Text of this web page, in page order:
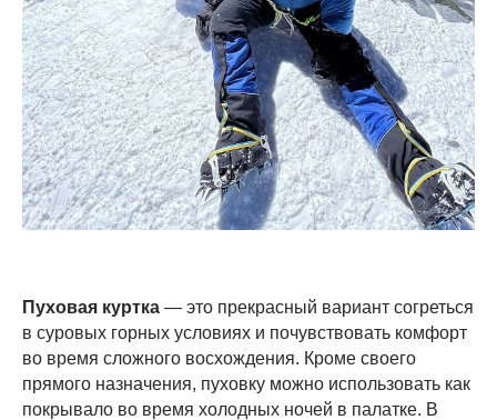
Пуховая куртка — это прекрасный вариант согреться
в суровых горных условиях и почувствовать комфорт
во время сложного восхождения. Кроме своего
прямого назначения, пуховку можно использовать как
покрывало во время холодных ночей в палатке. В